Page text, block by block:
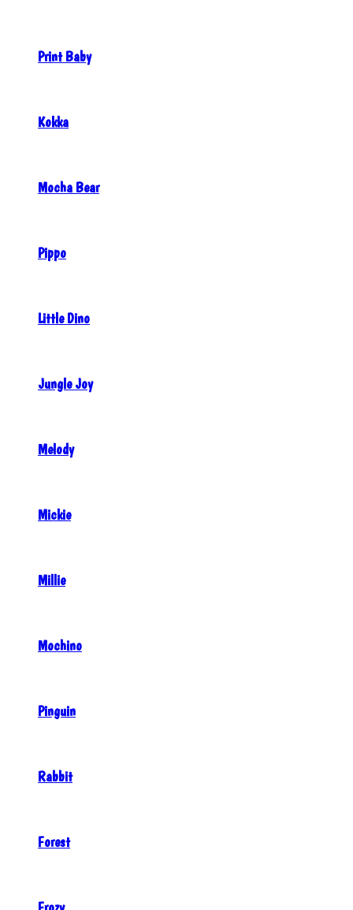
Print Baby
Kokka
Mocha Bear
Pippo
Little Dino
Jungle Joy
Melody
Mickie
Millie
Mochino
Pinguin
Rabbit
Forest